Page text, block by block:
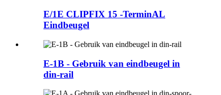
E/1E CLIPFIX 15 -TerminAL
Eindbeugel
E-1B - Gebruik van eindbeugel in
din-rail